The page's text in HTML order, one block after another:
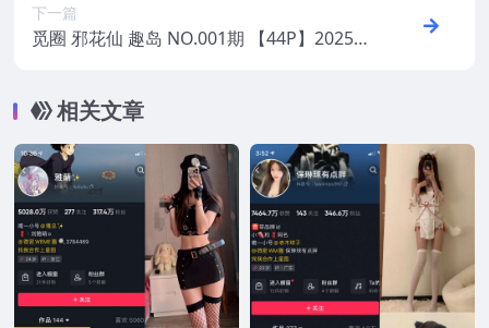
下一篇
觅圈 邪花仙 趣岛 NO.001期 【44P】2025
相关文章